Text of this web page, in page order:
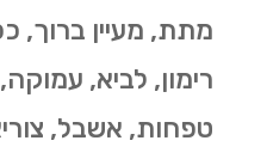
מתת, מעיין ברוך,
רימון, לביא,
טפחות, אשבל,